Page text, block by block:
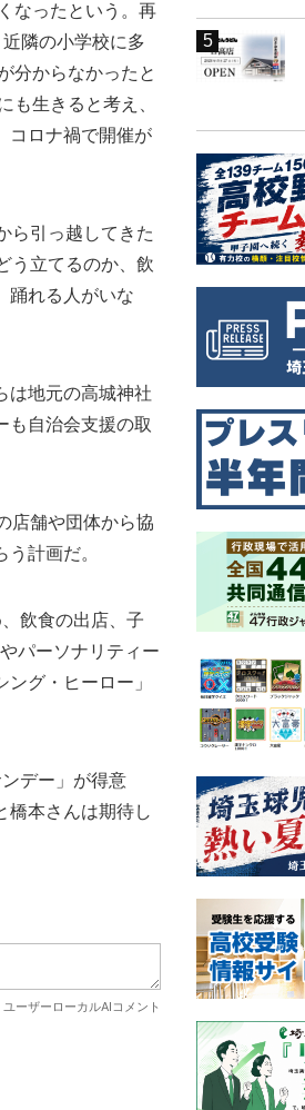
なったという。再
隣の小学校に多
分からなかったと
も生きると考え、
コロナ禍で開催が
ら引っ越してきた
う立てるのか、飲
踊れる人がいな
は地元の高城神社
も自治会支援の取
店舗や団体から協
計画だ。
飲食の出店、子
パーソナリティー
グ・ヒーロー」
デー」が得意
橋本さんは期待し